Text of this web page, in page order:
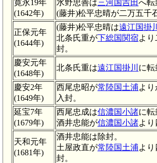
寛永19年
(1642年)
水野忠善は三河国吉田へ転
(藤井)松平忠晴が二万五千
正保元年
(1644年)
(藤井)松平忠晴は遠江国掛川
北条氏重が下総国関宿よ
封。
慶安元年
(1648年)
北条氏重は遠江国掛川 に転
慶安2年
(1649年)
西尾忠昭が常陸国土浦よ
入封。
延宝7年
(1679年)
西尾忠成は信濃国小諸に転
酒井忠能が信濃国小諸より
天和元年
(1681年)
酒井忠能は除封。
土屋政直が常陸国土浦よ
封。